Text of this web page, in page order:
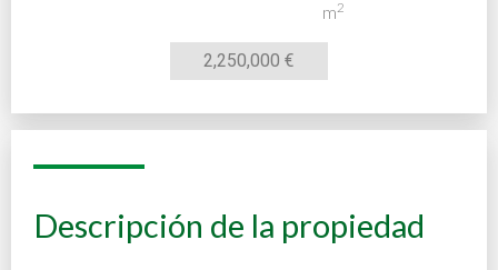
m2
2,250,000 €
Descripción de la propiedad